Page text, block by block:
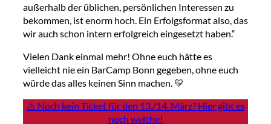
außerhalb der üblichen, persönlichen Interessen zu
bekommen, ist enorm hoch. Ein Erfolgsformat also, das
wir auch schon intern erfolgreich eingesetzt haben.“
Vielen Dank einmal mehr! Ohne euch hätte es
vielleicht nie ein BarCamp Bonn gegeben, ohne euch
würde das alles keinen Sinn machen. 💛
⚠️ Noch kein Ticket für den 13./14. März? Hier gibt es
noch welche!